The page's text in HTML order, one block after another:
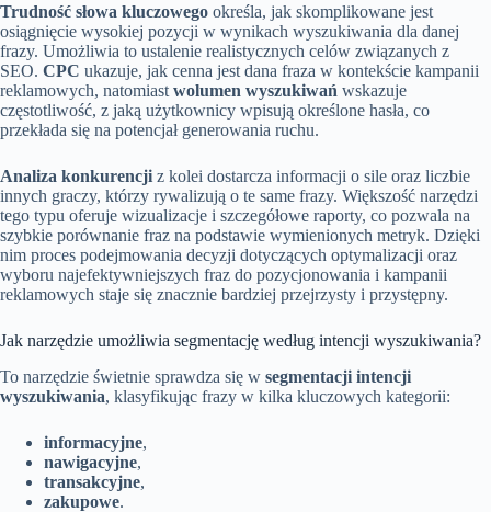
Trudność słowa kluczowego określa, jak skomplikowane jest
osiągnięcie wysokiej pozycji w wynikach wyszukiwania dla danej
frazy. Umożliwia to ustalenie realistycznych celów związanych z
SEO. CPC ukazuje, jak cenna jest dana fraza w kontekście kampanii
reklamowych, natomiast wolumen wyszukiwań wskazuje
częstotliwość, z jaką użytkownicy wpisują określone hasła, co
przekłada się na potencjał generowania ruchu.
Analiza konkurencji z kolei dostarcza informacji o sile oraz liczbie
innych graczy, którzy rywalizują o te same frazy. Większość narzędzi
tego typu oferuje wizualizacje i szczegółowe raporty, co pozwala na
szybkie porównanie fraz na podstawie wymienionych metryk. Dzięki
nim proces podejmowania decyzji dotyczących optymalizacji oraz
wyboru najefektywniejszych fraz do pozycjonowania i kampanii
reklamowych staje się znacznie bardziej przejrzysty i przystępny.
Jak narzędzie umożliwia segmentację według intencji wyszukiwania?
To narzędzie świetnie sprawdza się w segmentacji intencji
wyszukiwania, klasyfikując frazy w kilka kluczowych kategorii:
informacyjne,
nawigacyjne,
transakcyjne,
zakupowe.